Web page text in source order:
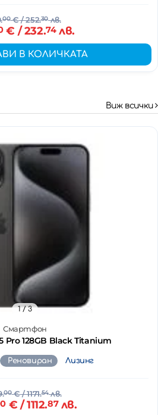
00€/ 252.30лв.
€ / 232.74лв.
В КОЛИЧКАТА
Виж всички
Смартфон
Pro 128GB Black Titanium
1/ 3
Реновиран Лизинг
00€/ 1171.54лв.
€ / 1112.87лв.